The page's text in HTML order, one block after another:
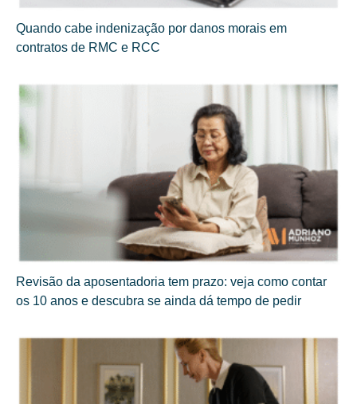
Quando cabe indenização por danos morais em
contratos de RMC e RCC
Revisão da aposentadoria tem prazo: veja como contar
os 10 anos e descubra se ainda dá tempo de pedir